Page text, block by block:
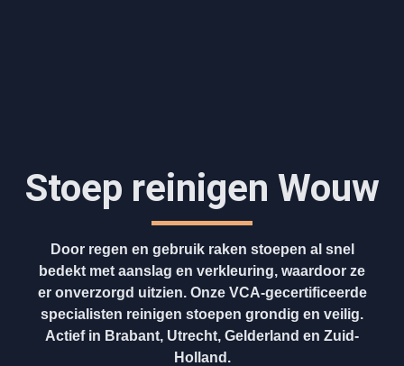
Stoep reinigen Wouw
Door regen en gebruik raken stoepen al snel
bedekt met aanslag en verkleuring, waardoor ze
er onverzorgd uitzien. Onze VCA-gecertificeerde
specialisten reinigen stoepen grondig en veilig.
Actief in Brabant, Utrecht, Gelderland en Zuid-
Holland.